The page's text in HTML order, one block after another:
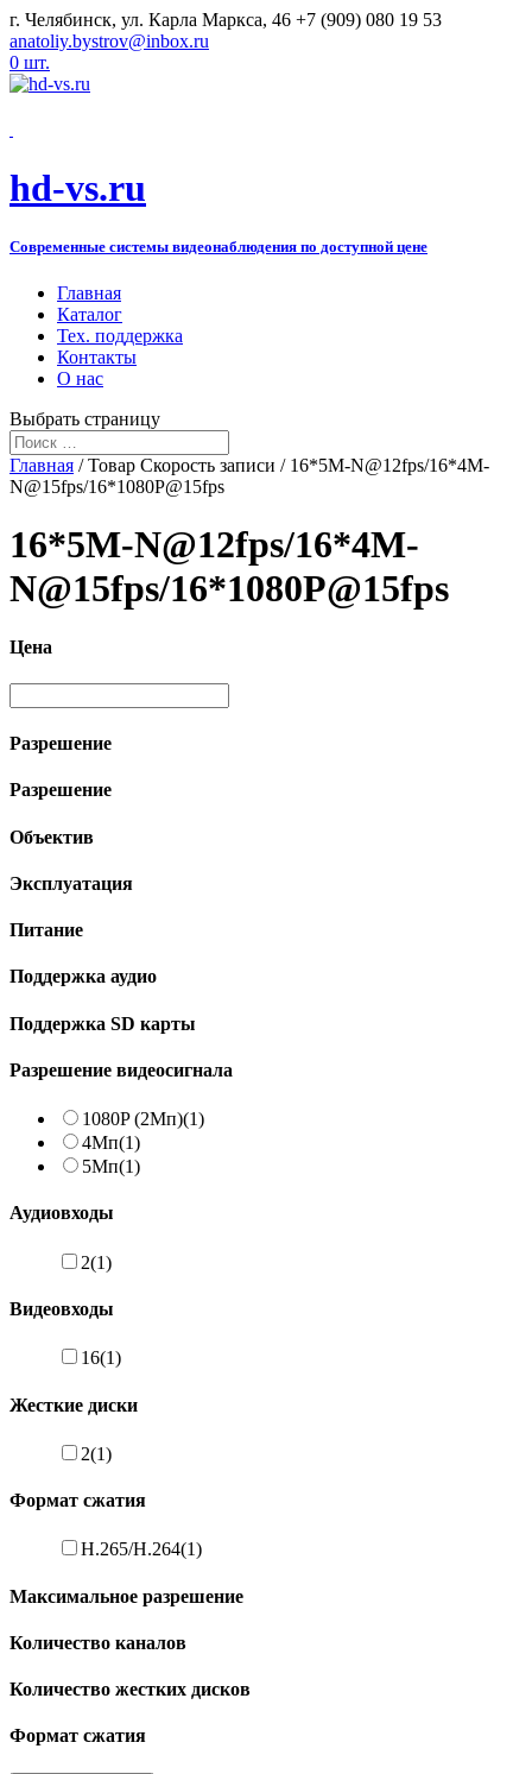
г. Челябинск, ул. Карла Маркса, 46 +7 (909) 080 19 53
anatoliy.bystrov@inbox.ru
0 шт.
hd-vs.ru
Современные системы видеонаблюдения по доступной цене
Главная
Каталог
Тех. поддержка
Контакты
О нас
Выбрать страницу
Главная / Товар Скорость записи / 16*5M-N@12fps/16*4M-
N@15fps/16*1080P@15fps
16*5M-N@12fps/16*4M-
N@15fps/16*1080P@15fps
Цена
Разрешение
Разрешение
Объектив
Эксплуатация
Питание
Поддержка аудио
Поддержка SD карты
Разрешение видеосигнала
1080P (2Мп)(1)
4Мп(1)
5Мп(1)
Аудиовходы
2(1)
Видеовходы
16(1)
Жесткие диски
2(1)
Формат сжатия
H.265/H.264(1)
Максимальное разрешение
Количество каналов
Количество жестких дисков
Формат сжатия